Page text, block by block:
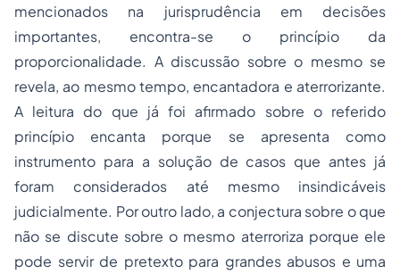
mencionados na jurisprudência em decisões
importantes, encontra-se o princípio da
proporcionalidade. A discussão sobre o mesmo se
revela, ao mesmo tempo, encantadora e aterrorizante.
A leitura do que já foi afirmado sobre o referido
princípio encanta porque se apresenta como
instrumento para a solução de casos que antes já
foram considerados até mesmo insindicáveis
judicialmente. Por outro lado, a conjectura sobre o que
não se discute sobre o mesmo aterroriza porque ele
pode servir de pretexto para grandes abusos e uma